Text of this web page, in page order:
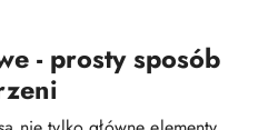
- prosty sposób